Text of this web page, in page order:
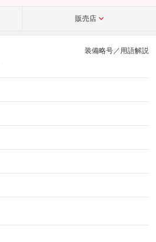
販売店
装備略号／用語解説